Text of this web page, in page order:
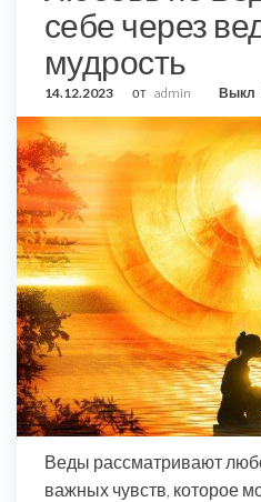
себе через
мудрость
14.12.2023 от admin Выкл
Веды рассматривают
важных чувств, которое